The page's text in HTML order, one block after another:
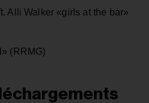
Alli Walker «girls at the bar»
(RRMG)